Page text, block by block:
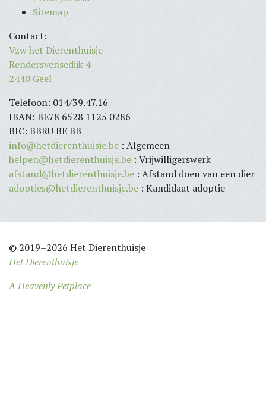
Sitemap
Contact:
Vzw het Dierenthuisje
Rendersvensedijk 4
2440 Geel
Telefoon: 014/39.47.16
IBAN: BE78 6528 1125 0286
BIC: BBRU BE BB
info@hetdierenthuisje.be : Algemeen
helpen@hetdierenthuisje.be : Vrijwilligerswerk
afstand@hetdierenthuisje.be : Afstand doen van een dier
adopties@hetdierenthuisje.be : Kandidaat adoptie
© 2019–2026 Het Dierenthuisje
Het Dierenthuisje
A Heavenly Petplace